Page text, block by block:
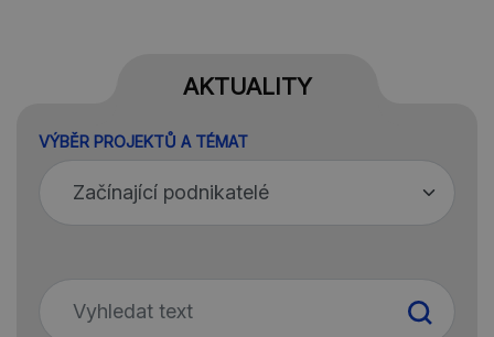
AKTUALITY
VÝBĚR PROJEKTŮ A TÉMAT